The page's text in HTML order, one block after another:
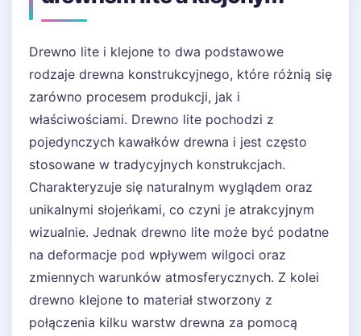
Drewno lite i klejone to dwa podstawowe
rodzaje drewna konstrukcyjnego, które różnią się
zarówno procesem produkcji, jak i
właściwościami. Drewno lite pochodzi z
pojedynczych kawałków drewna i jest często
stosowane w tradycyjnych konstrukcjach.
Charakteryzuje się naturalnym wyglądem oraz
unikalnymi słojeńkami, co czyni je atrakcyjnym
wizualnie. Jednak drewno lite może być podatne
na deformacje pod wpływem wilgoci oraz
zmiennych warunków atmosferycznych. Z kolei
drewno klejone to materiał stworzony z
połączenia kilku warstw drewna za pomocą